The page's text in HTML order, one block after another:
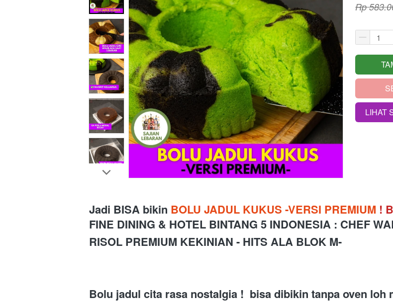
Rp
`
`
`LIHAT
Jadi BISA bikin BOLU JADUL KUKUS -VERSI PREMIUM ! B
FINE DINING & HOTEL BINTANG 5 INDONESIA : CHEF
RISOL PREMIUM KEKINIAN - HITS ALA BLOK M-
Bolu jadul cita rasa nostalgia !  bisa dibikin tanpa oven loh